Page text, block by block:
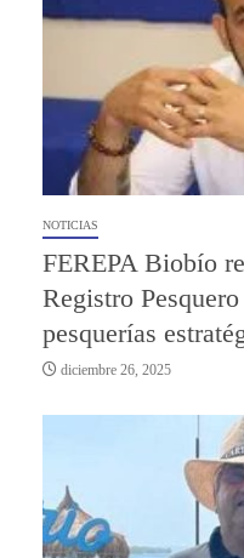
NOTICIAS
FEREPA Biobío
Registro
pesquerías
diciembre 26, 2025